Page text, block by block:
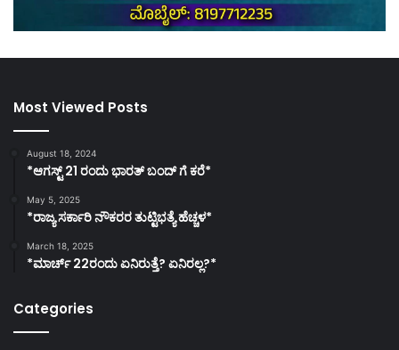
Most Viewed Posts
August 18, 2024
*ಆಗಸ್ಟ್ 21 ರಂದು ಭಾರತ್‌ ಬಂದ್‌ ಗೆ ಕರೆ*
May 5, 2025
*ರಾಜ್ಯ ಸರ್ಕಾರಿ ನೌಕರರ ತುಟ್ಟಿಭತ್ಯೆ ಹೆಚ್ಚಳ*
March 18, 2025
*ಮಾರ್ಚ್ 22ರಂದು ಏನಿರುತ್ತೆ? ಏನಿರಲ್ಲ?*
Categories